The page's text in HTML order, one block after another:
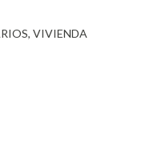
VIVIENDA